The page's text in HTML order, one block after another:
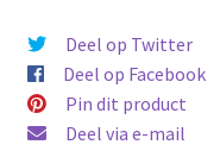
Deel op Twitter
Deel op Facebook
Pin dit product
Deel via e-mail